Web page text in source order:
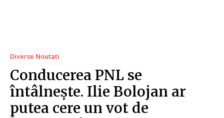
Diverse Noutati
Conducerea PNL se
întâlnește. Ilie Bolojan ar
putea cere un vot de